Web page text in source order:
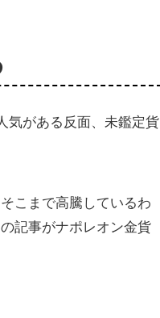
気がある反面、未鑑定貨
こまで高騰しているわ
記事がナポレオン金貨